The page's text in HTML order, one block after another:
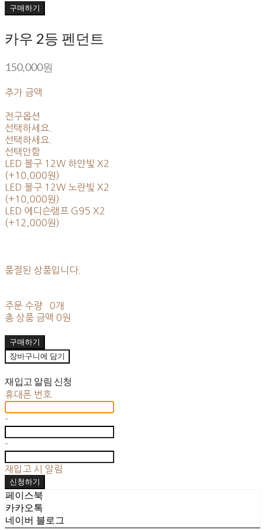
구매하기
카우 2등 펜던트
150,000원
추가 금액
전구옵션
선택하세요.
선택하세요.
선택안함
LED 볼구 12W 하얀빛 X2
(+10,000원)
LED 볼구 12W 노란빛 X2
(+10,000원)
LED 에디슨램프 G95 X2
(+12,000원)
품절된 상품입니다.
주문 수량
0개
총 상품 금액 0원
구매하기
장바구니에 담기
재입고 알림 신청
휴대폰 번호
-
-
재입고 시 알림
신청하기
페이스북
카카오톡
네이버 블로그